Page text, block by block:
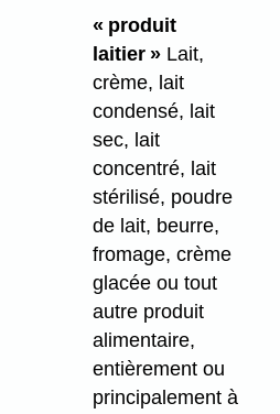
« produit
laitier »Lait,
crème, lait
condensé, lait
sec, lait
concentré, lait
stérilisé, poudre
de lait, beurre,
fromage, crème
glacée ou tout
autre produit
alimentaire,
entièrement ou
principalement à